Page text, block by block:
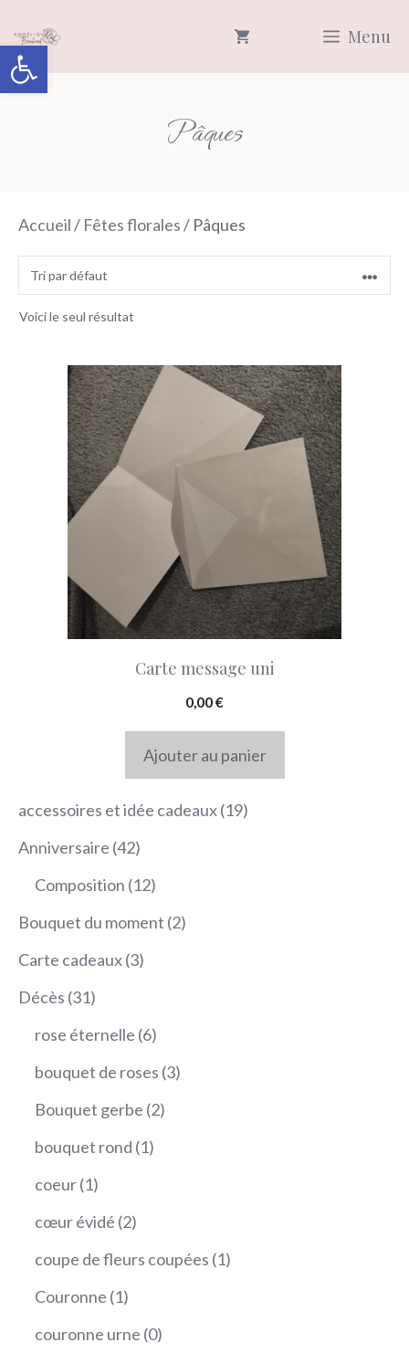
Ouvrir la barre d’outils
au
contenu
Menu
Pâques
Accueil/ Fêtes florales/ Pâques
Voici le seul résultat
Carte message uni
0,00€
Ajouter au panier
accessoires et idée cadeaux 1919
Anniversaire 4242
produits
Composition 1212
produits
Bouquet du moment 22
Carte cadeaux 33
Décès 3131
produits
rose éternelle 66
produits
bouquet de roses 33
Bouquet gerbe 22
bouquet rond 11
coeur 11
produit
cœur évidé 22
produits
coupe de fleurs coupées 11
Couronne 11
produit
couronne urne 00